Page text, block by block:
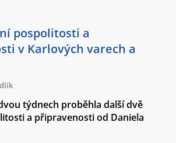
pospolitosti a
v Karlových varech a
týdnech proběhla další dvě
a připravenosti od Daniela